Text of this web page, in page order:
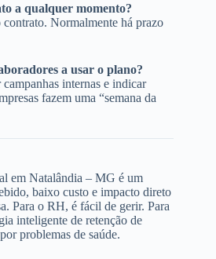
a qualquer momento?
Normalmente há prazo
a usar o plano?
internas e indicar
fazem uma “semana da
em Natalândia – MG é um
baixo custo e impacto direto
Para o RH, é fácil de gerir. Para
inteligente de retenção de
problemas de saúde.